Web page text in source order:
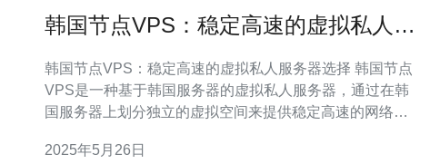
韩国节点VPS：稳定高速的虚拟私人服
韩国节点VPS：稳定高速的虚拟私人服务器选择 韩国节点
VPS是一种基于韩国服务器的虚拟私人服务器，通过在韩
国服务器上划分独立的虚拟空间来提供稳定高速的网络连
韩国服务器拥有先进的网络基础设施和技术支持，保证稳
2025年5月26日